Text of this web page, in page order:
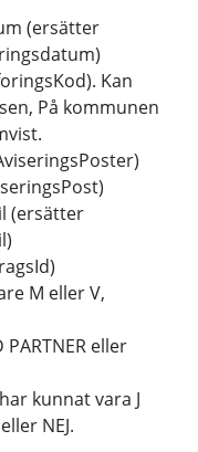
(ersätter
Kan
På kommunen
(ersätter
M eller V,
PARTNER eller
kunnat vara J
NEJ.